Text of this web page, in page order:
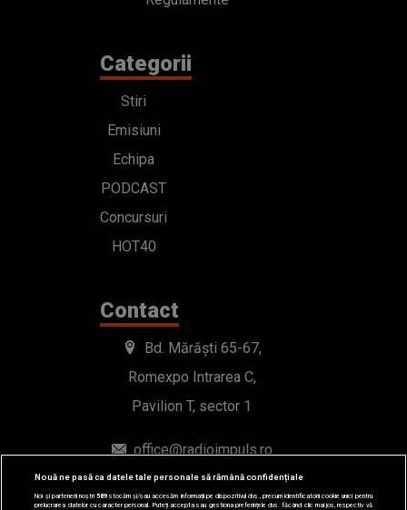
Categorii
Stiri
Emisiuni
Echipa
PODCAST
Concursuri
HOT40
Contact
Bd. Mărăști 65-67,
Romexpo Intrarea C,
Pavilion T, sector 1
office@radioimpuls.ro
LIVE : 0754-222.999
Nouă ne pasă ca datele tale personale să rămână confidențiale
Noi și partenerii noștri589stocăm și/sau accesăm informații pe dispozitivul dvs., precum identificatorii cookie unici pentru
prelucrarea datelor cu caracter personal. Puteți accepta sau gestiona preferințele dvs. făcând clic mai jos, respectiv vă